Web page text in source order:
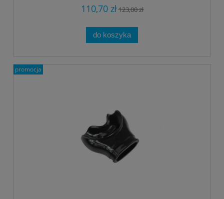
110,70 zł123,00 zł
do koszyka
promocja